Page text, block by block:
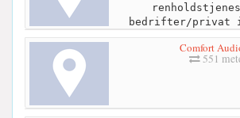
bedrifter/privat
Comfort
551